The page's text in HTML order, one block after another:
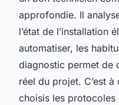
approfondie. Il
l’état de l’installation
automatiser, les
diagnostic permet de
réel du projet. C’est
choisis les